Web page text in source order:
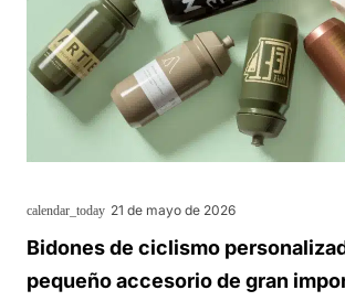
calendar_today 21 de mayo de 2026
Bidones de ciclismo
pequeño accesorio de gran